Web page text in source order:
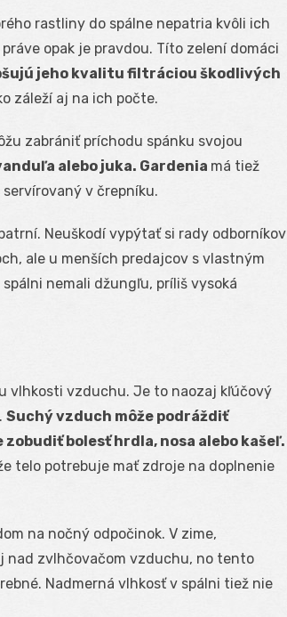
rastliny do spálne nepatria kvôli ich
opak je pravdou. Títo zelení domáci
jeho kvalitu filtráciou škodlivých
záleží aj na ich počte.
zabrániť príchodu spánku svojou
alebo juka. Gardenia má tiež
v črepníku.
Neuškodí vypýtať si rady odborníkov
ale u menších predajcov s vlastným
nemali džungľu, príliš vysoká
vlhkosti vzduchu. Je to naozaj kľúčový
Suchý vzduch môže podráždiť
bolesť hrdla, nosa alebo kašeľ.
telo potrebuje mať zdroje na doplnenie
na nočný odpočinok. V zime,
nad zvlhčovačom vzduchu, no tento
Nadmerná vlhkosť v spálni tiež nie